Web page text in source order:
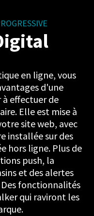
en ligne, vous
d'une
effectuer de
Elle est mise à
site web, avec
installée sur des
hors ligne. Plus de
push, la
et des alertes
fonctionnalités
qui raviront les